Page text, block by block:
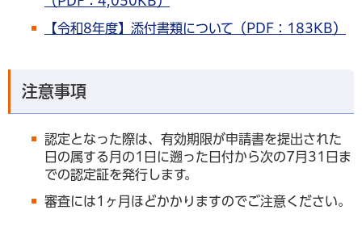
【令和8年度】添付書類について（PDF：183KB）
注意事項
認定となった際は、有効期限が申請書を提出された
日の属する月の1日に遡った日付から次の7月31日ま
での認定証を発行します。
審査には1ヶ月ほどかかりますのでご注意ください。